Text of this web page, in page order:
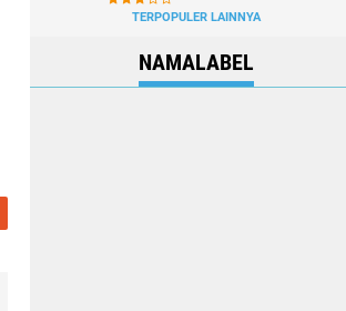
TERPOPULER LAINNYA
NAMALABEL